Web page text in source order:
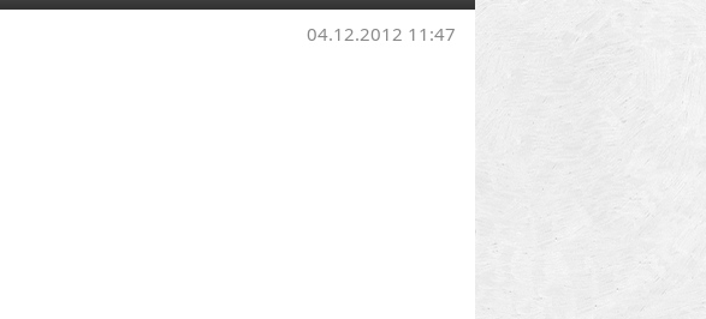
04.12.2012 11:47